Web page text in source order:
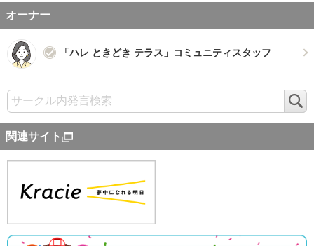
オーナー
「ハレ ときどき テラス」コミュニティスタッフ
索
関連サイト